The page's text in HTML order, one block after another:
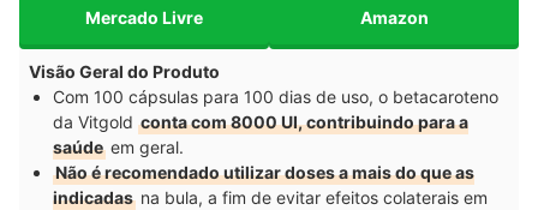
Mercado Livre Amazon
Visão Geral do Produto
Com 100 cápsulas para 100 dias de uso, o betacaroteno
da Vitgold conta com 8000 UI, contribuindo para a
saúde em geral.
Não é recomendado utilizar doses a mais do que as
indicadas na bula, a fim de evitar efeitos colaterais em